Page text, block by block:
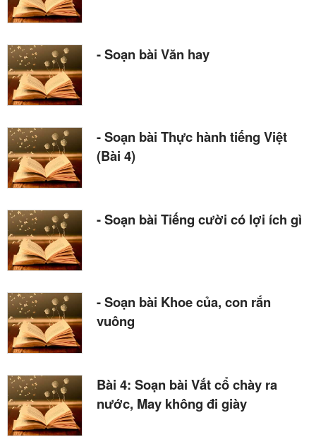
- Soạn bài Văn hay
- Soạn bài Thực hành tiếng Việt
(Bài 4)
- Soạn bài Tiếng cười có lợi ích gì
- Soạn bài Khoe của, con rắn
vuông
Bài 4: Soạn bài Vắt cổ chày ra
nước, May không đi giày